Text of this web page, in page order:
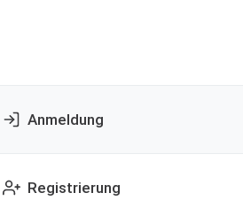
Anmeldung
Registrierung